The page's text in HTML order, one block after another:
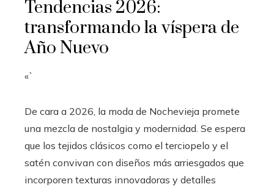
Tendencias 2026:
transformando la víspera de
Año Nuevo
«`
De cara a 2026, la moda de Nochevieja promete
una mezcla de nostalgia y modernidad. Se espera
que los tejidos clásicos como el terciopelo y el
satén convivan con diseños más arriesgados que
incorporen texturas innovadoras y detalles